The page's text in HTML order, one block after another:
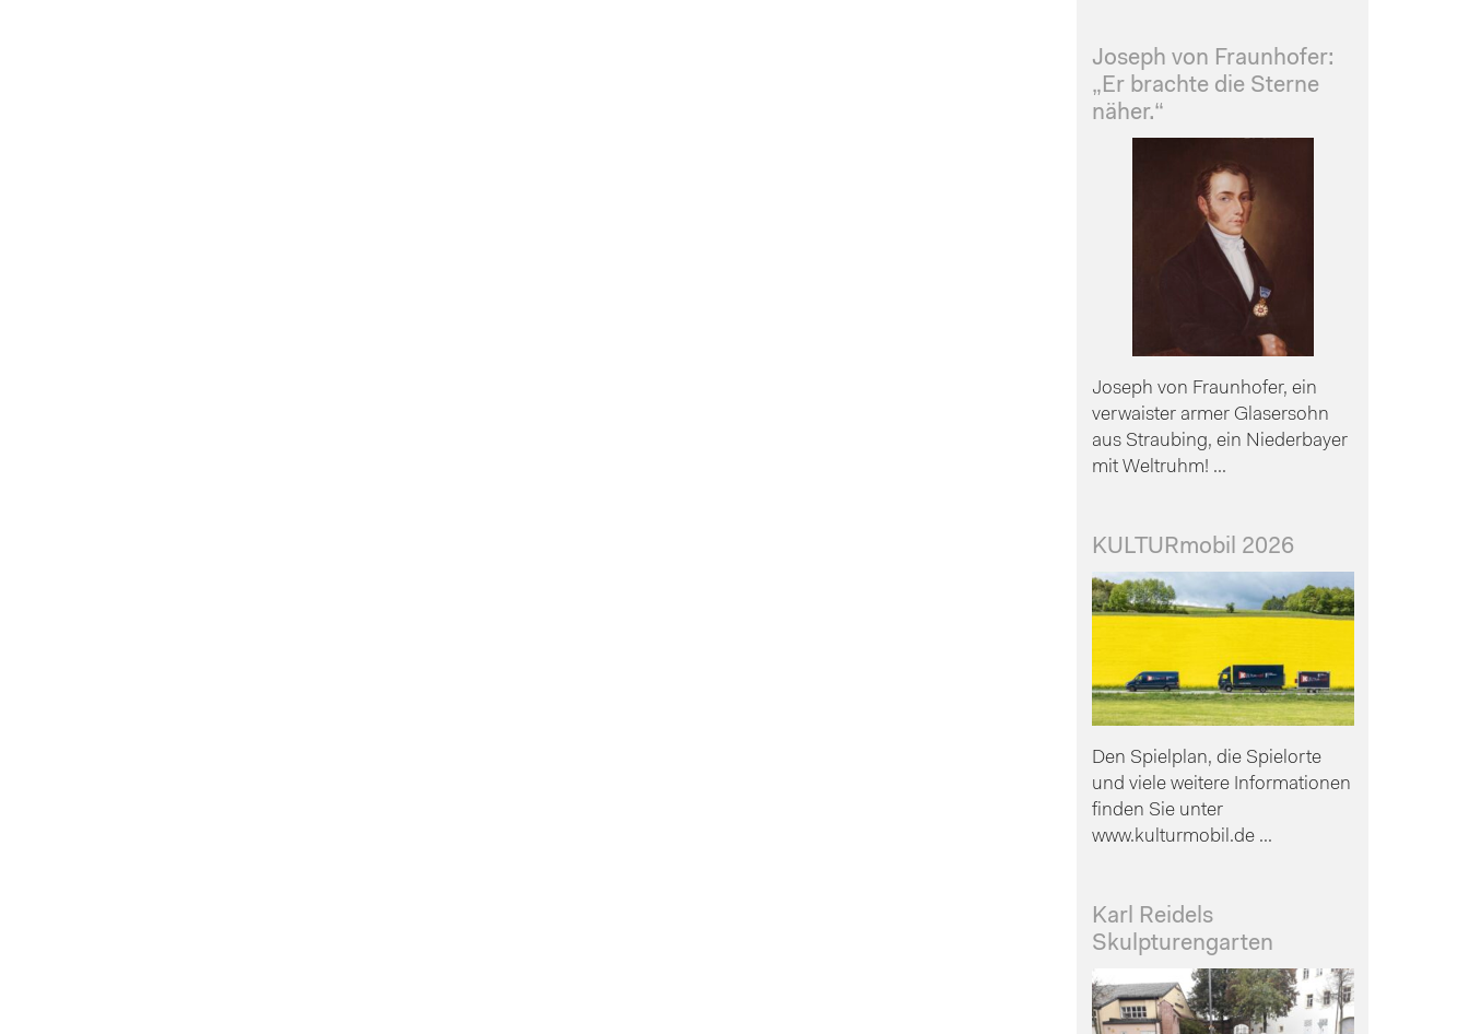
Joseph von Fraunhofer:
„Er brachte die Sterne
näher.“
Joseph von Fraunhofer, ein
verwaister armer Glasersohn
aus Straubing, ein Niederbayer
mit Weltruhm! ...
KULTURmobil 2026
Den Spielplan, die Spielorte
und viele weitere Informationen
finden Sie unter
www.kulturmobil.de ...
Karl Reidels
Skulpturengarten